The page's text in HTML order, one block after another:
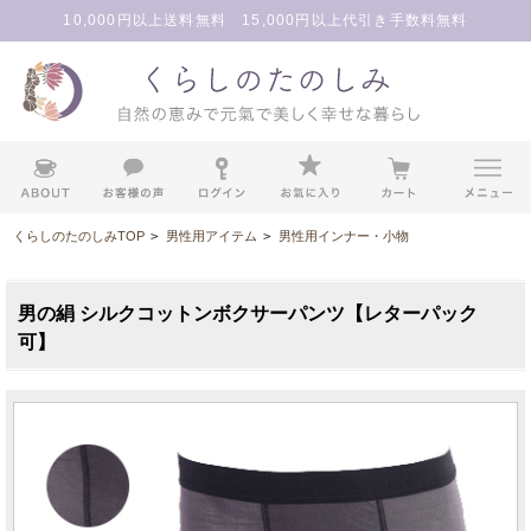
10,000円以上送料無料 15,000円以上代引き手数料無料
くらしのたのしみTOP > 男性用アイテム > 男性用インナー・小物
男の絹 シルクコットンボクサーパンツ【レターパック
可】